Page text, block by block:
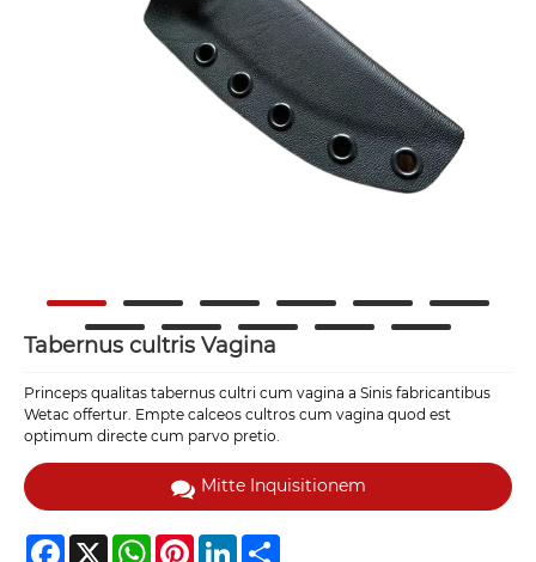
Tabernus cultris Vagina
Princeps qualitas tabernus cultri cum vagina a Sinis fabricantibus
Wetac offertur. Empte calceos cultros cum vagina quod est
optimum directe cum parvo pretio.
Mitte Inquisitionem
Facebook
X WhatsAppPinterestLinkedIn